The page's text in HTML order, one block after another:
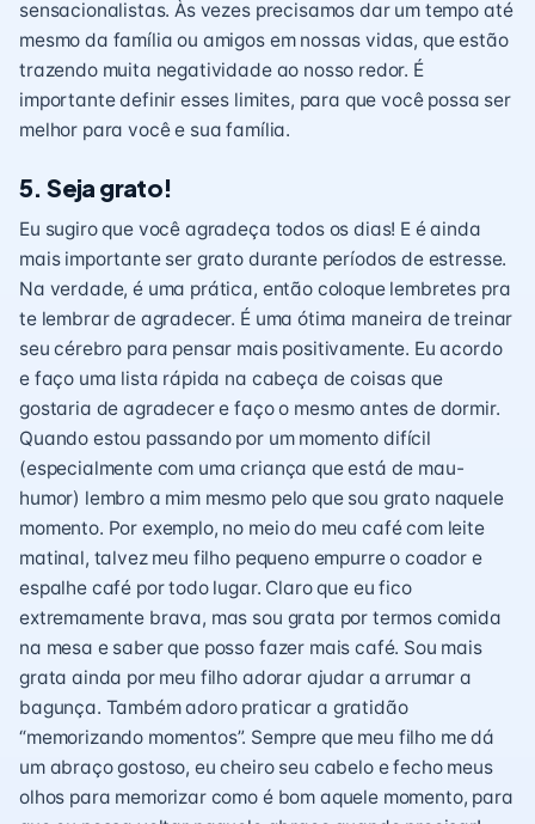
sensacionalistas. Às vezes precisamos dar um tempo até
mesmo da família ou amigos em nossas vidas, que estão
trazendo muita negatividade ao nosso redor. É
importante definir esses limites, para que você possa ser
melhor para você e sua família.
5. Seja grato!
Eu sugiro que você agradeça todos os dias! E é ainda
mais importante ser grato durante períodos de estresse.
Na verdade, é uma prática, então coloque lembretes pra
te lembrar de agradecer. É uma ótima maneira de treinar
seu cérebro para pensar mais positivamente. Eu acordo
e faço uma lista rápida na cabeça de coisas que
gostaria de agradecer e faço o mesmo antes de dormir.
Quando estou passando por um momento difícil
(especialmente com uma criança que está de mau-
humor) lembro a mim mesmo pelo que sou grato naquele
momento. Por exemplo, no meio do meu café com leite
matinal, talvez meu filho pequeno empurre o coador e
espalhe café por todo lugar. Claro que eu fico
extremamente brava, mas sou grata por termos comida
na mesa e saber que posso fazer mais café. Sou mais
grata ainda por meu filho adorar ajudar a arrumar a
bagunça. Também adoro praticar a gratidão
“memorizando momentos”. Sempre que meu filho me dá
um abraço gostoso, eu cheiro seu cabelo e fecho meus
olhos para memorizar como é bom aquele momento, para